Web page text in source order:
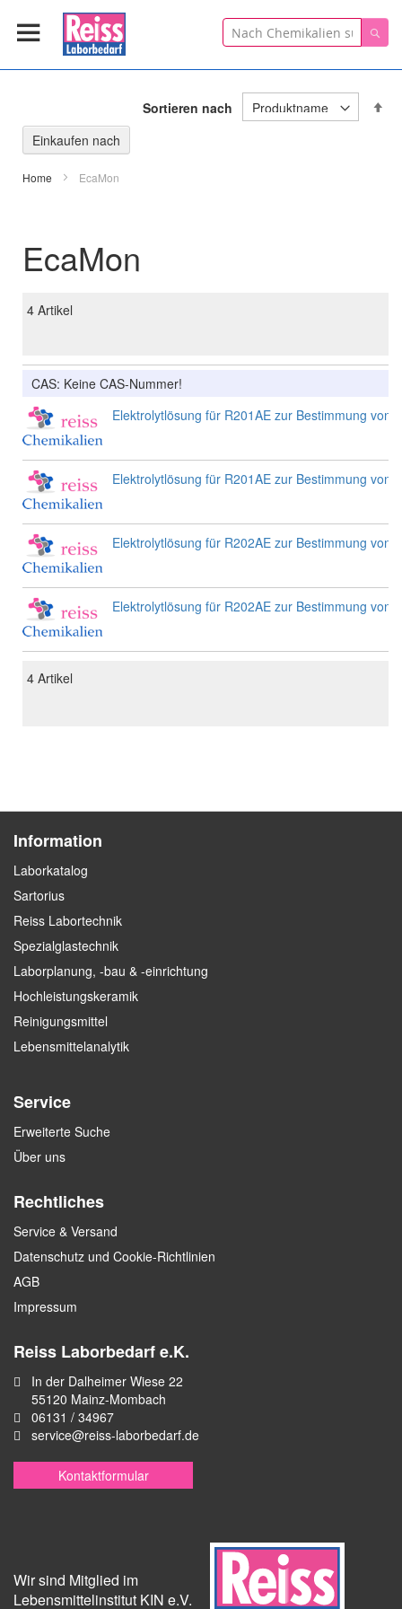
Suche
Home EcaMon
EcaMon
4 Artikel
Sortieren nach
CAS: Keine CAS-Nummer!
Elektrolytlösung für R201AE zur Bestimmung von
Elektrolytlösung für R201AE zur Bestimmung von
Elektrolytlösung für R202AE zur Bestimmung von
Elektrolytlösung für R202AE zur Bestimmung von
4 Artikel
Einkaufen nach
Information
Laborkatalog
Sartorius
Reiss Labortechnik
Spezialglastechnik
Laborplanung, -bau & -einrichtung
Hochleistungskeramik
Reinigungsmittel
Lebensmittelanalytik
Service
Erweiterte Suche
Über uns
Rechtliches
Service & Versand
Datenschutz und Cookie-Richtlinien
AGB
Impressum
Reiss Laborbedarf e.K.
In der Dalheimer Wiese 22
55120 Mainz-Mombach
06131 / 34967
service@reiss-laborbedarf.de
Kontaktformular
Wir sind Mitglied im
Lebensmittelinstitut KIN e.V.